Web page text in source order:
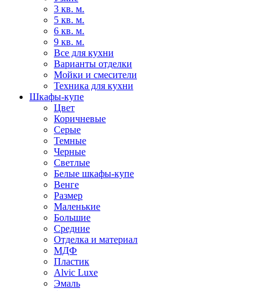
3 кв. м.
5 кв. м.
6 кв. м.
9 кв. м.
Все для кухни
Варианты отделки
Мойки и смесители
Техника для кухни
Шкафы-купе
Цвет
Коричневые
Серые
Темные
Черные
Светлые
Белые шкафы-купе
Венге
Размер
Маленькие
Большие
Средние
Отделка и материал
МДФ
Пластик
Alvic Luxe
Эмаль